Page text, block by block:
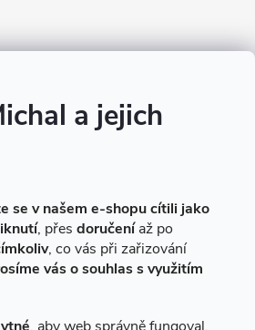
a jejich
se v našem e-shopu cítili jako
, přes doručeníaž po
, co vás při zařizování
vás o souhlas s využitím